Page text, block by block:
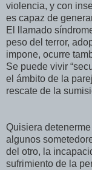
violencia, y con
es capaz de
El llamado
peso del terror,
impone, ocurre
Se puede vivir
el ámbito de la
rescate de la
Quisiera
algunos
del otro, la
sufrimiento de la